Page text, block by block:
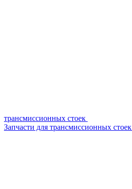
трансмиссионных стоек
Запчасти для трансмиссионных стоек